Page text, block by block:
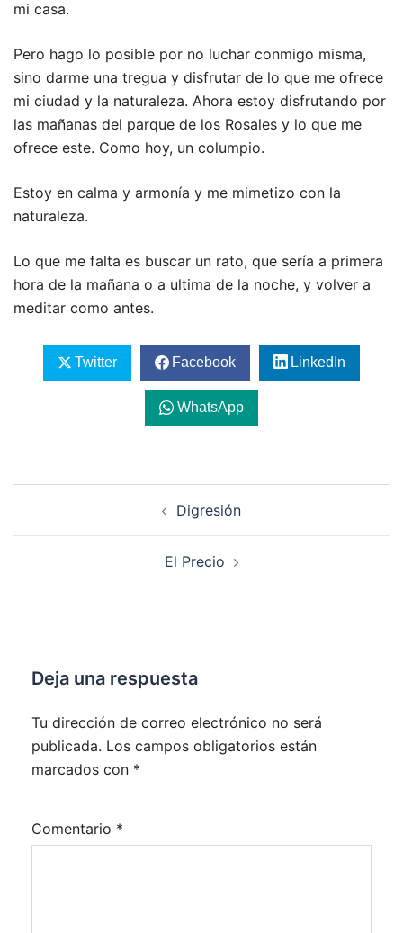
mi casa.
Pero hago lo posible por no luchar conmigo misma,
sino darme una tregua y disfrutar de lo que me ofrece
mi ciudad y la naturaleza. Ahora estoy disfrutando por
las mañanas del parque de los Rosales y lo que me
ofrece este. Como hoy, un columpio.
Estoy en calma y armonía y me mimetizo con la
naturaleza.
Lo que me falta es buscar un rato, que sería a primera
hora de la mañana o a ultima de la noche, y volver a
meditar como antes.
Twitter Facebook LinkedIn
WhatsApp
Digresión
El Precio
Deja una respuesta
Tu dirección de correo electrónico no será
publicada. Los campos obligatorios están
marcados con *
Comentario *